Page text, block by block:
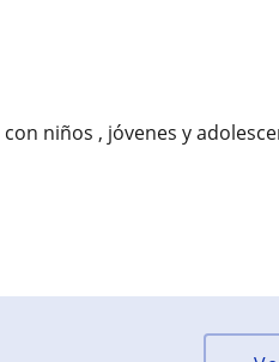
niños , jóvenes y